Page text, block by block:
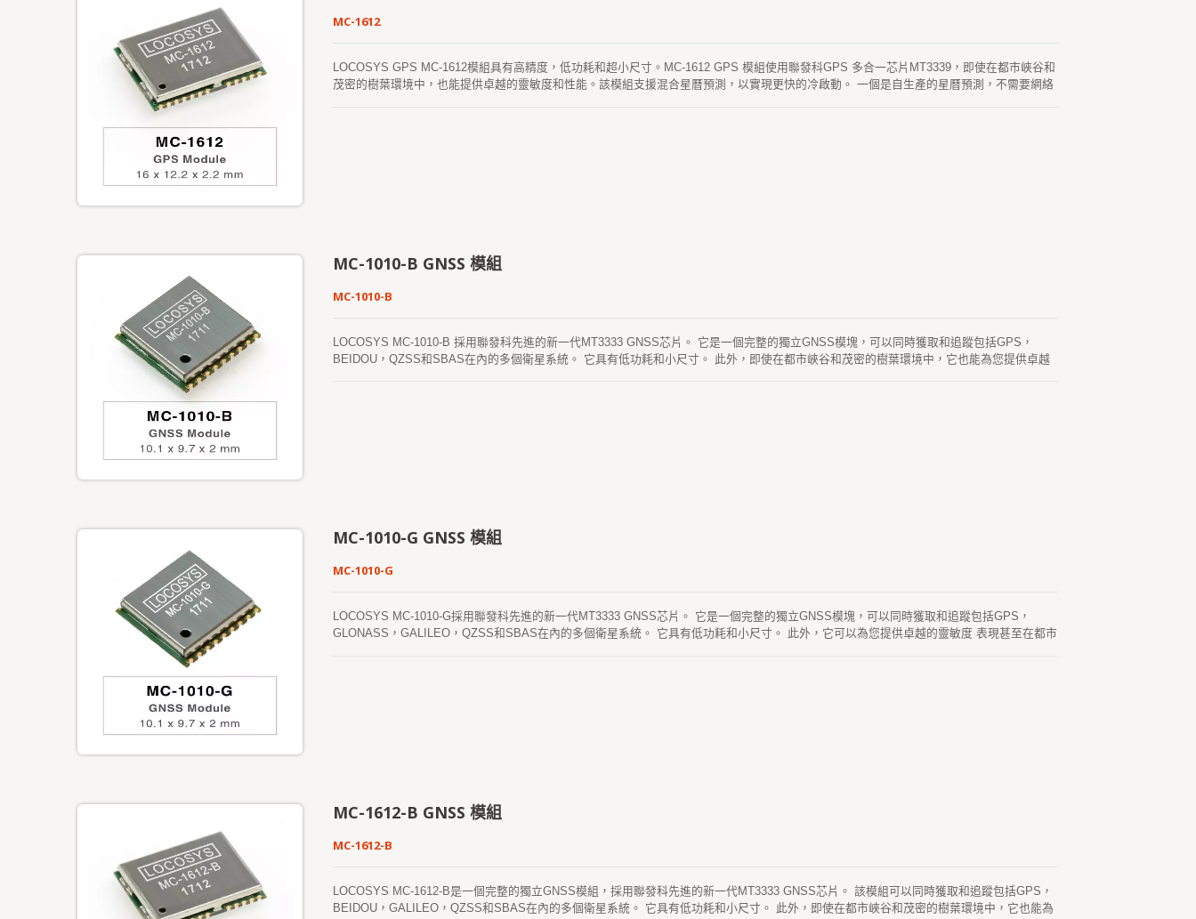
MC-1612
LOCOSYS GPS MC-1612模組具有高精度，低功耗和超小尺寸。MC-1612 GPS 模組使用聯發科GPS 多合一芯片MT3339，即使在都市峽谷和
茂密的樹葉環境中，也能提供卓越的靈敏度和性能。該模組支援混合星曆預測，以實現更快的冷啟動。 一個是自生產的星曆預測，不需要網絡
MC-1010-B GNSS 模組
MC-1010-B
LOCOSYS MC-1010-B 採用聯發科先進的新一代MT3333 GNSS芯片。 它是一個完整的獨立GNSS模塊，可以同時獲取和追蹤包括GPS，
BEIDOU，QZSS和SBAS在內的多個衛星系統。 它具有低功耗和小尺寸。 此外，即使在都市峽谷和茂密的樹葉環境中，它也能為您提供卓越
MC-1010-G GNSS 模組
MC-1010-G
LOCOSYS MC-1010-G採用聯發科先進的新一代MT3333 GNSS芯片。 它是一個完整的獨立GNSS模塊，可以同時獲取和追蹤包括GPS，
GLONASS，GALILEO，QZSS和SBAS在內的多個衛星系統。 它具有低功耗和小尺寸。 此外，它可以為您提供卓越的靈敏度 表現甚至在都市
MC-1612-B GNSS 模組
MC-1612-B
LOCOSYS MC-1612-B是一個完整的獨立GNSS模組，採用聯發科先進的新一代MT3333 GNSS芯片。 該模組可以同時獲取和追蹤包括GPS，
BEIDOU，GALILEO，QZSS和SBAS在內的多個衛星系統。 它具有低功耗和小尺寸。 此外，即使在都市峽谷和茂密的樹葉環境中，它也能為